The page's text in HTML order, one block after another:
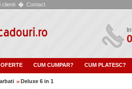
clienti � Contact
CUM CUMPAR? CUM PLATESC?
Deluxe 6 in 1